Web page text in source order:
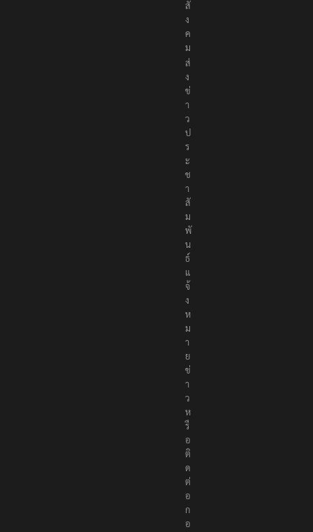
พื่
อ
สั
ง
ค
ม
ส่
ง
ข่
า
ว
ป
ร
ะ
ช
า
สั
ม
พั
น
ธ์
แ
จ้
ง
ห
ม
า
ย
ข่
า
ว
ห
รื
อ
ติ
ด
ต่
อ